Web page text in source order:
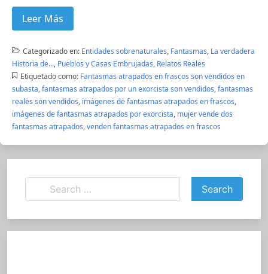
Leer Más
Categorizado en: Entidades sobrenaturales, Fantasmas, La verdadera
Historia de..., Pueblos y Casas Embrujadas, Relatos Reales
Etiquetado como: Fantasmas atrapados en frascos son vendidos en
subasta,fantasmas atrapados por un exorcista son vendidos,fantasmas
reales son vendidos, imágenes de fantasmas atrapados en frascos,
imágenes de fantasmas atrapados por exorcista, mujer vende dos
fantasmas atrapados,venden fantasmas atrapados en frascos